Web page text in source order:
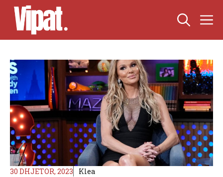
Skip
content
30 DHJETOR, 2023 Klea